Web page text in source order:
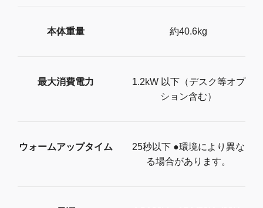
本体重量 約40.6kg
最大消費電力
1.2kW 以下（デスク等オプ
ション含む）
ウォームアップタイム
25秒以下 ●環境により異な
る場合があります。